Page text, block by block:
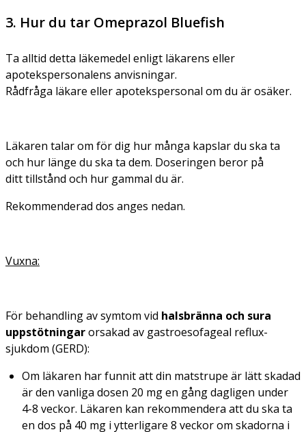
3. Hur du tar Omeprazol Bluefish
Ta alltid detta läkemedel enligt läkarens eller
apotekspersonalens anvisningar.
Rådfråga läkare eller apotekspersonal om du är osäker.
Läkaren talar om för dig hur många kapslar du ska ta
och hur länge du ska ta dem. Doseringen beror på
ditt tillstånd och hur gammal du är.
Rekommenderad dos anges nedan.
Vuxna:
För behandling av symtom vid halsbränna och sura
uppstötningarorsakad av gastroesofageal reflux-
sjukdom (GERD):
Om läkaren har funnit att din matstrupe är lätt skadad
är den vanliga dosen 20 mg en gång dagligen under
4-8 veckor. Läkaren kan rekommendera att du ska ta
en dos på 40 mg i ytterligare 8 veckor om skadorna i